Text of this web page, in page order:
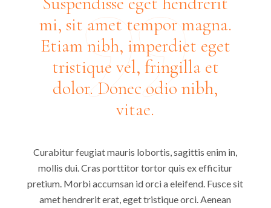
mi, sit amet tempor magna.
Etiam nibh, imperdiet eget
tristique vel, fringilla et
dolor. Donec odio nibh,
vitae.
Curabitur feugiat mauris lobortis, sagittis enim in,
mollis dui. Cras porttitor tortor quis ex efficitur
pretium. Morbi accumsan id orci a eleifend. Fusce sit
amet hendrerit erat, eget tristique orci. Aenean